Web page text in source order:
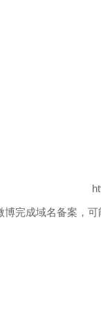
博完成域名备案，